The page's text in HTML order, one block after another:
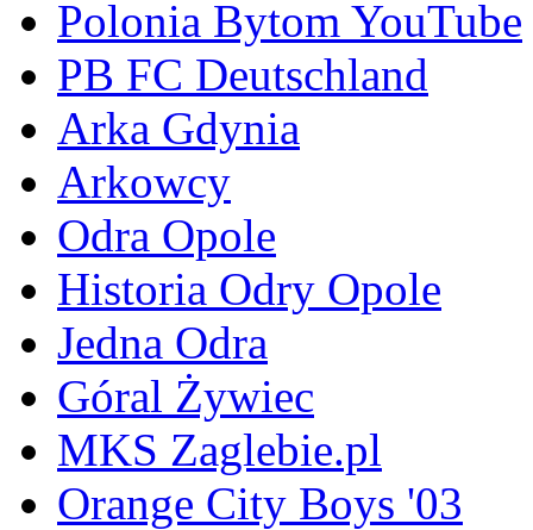
Polonia Bytom YouTube
PB FC Deutschland
Arka Gdynia
Arkowcy
Odra Opole
Historia Odry Opole
Jedna Odra
Góral Żywiec
MKS Zaglebie.pl
Orange City Boys '03